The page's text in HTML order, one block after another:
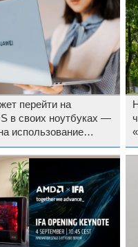
перейти на
в своих ноутбуках —
использование
в марте